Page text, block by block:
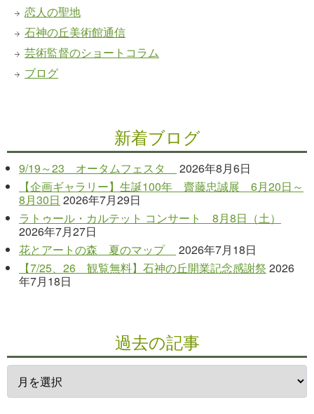
恋人の聖地
石神の丘美術館通信
芸術監督のショートコラム
ブログ
新着ブログ
9/19～23 オータムフェスタ
2026年8月6日
【企画ギャラリー】生誕100年 齋藤忠誠展 6月20日～
8月30日 2026年7月29日
ラトゥール・カルテット コンサート 8月8日（土）
2026年7月27日
花とアートの森 夏のマップ
2026年7月18日
【7/25、26 観覧無料】石神の丘開業記念感謝祭 2026
年7月18日
過去の記事